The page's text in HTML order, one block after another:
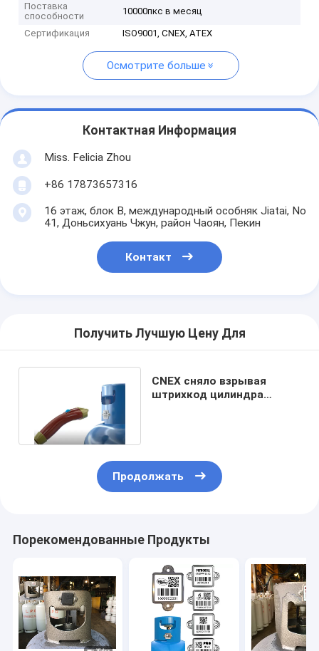
Поставка
способности
10000пкс в месяц
Сертификация ISO9001, CNEX, ATEX
Осмотрите больше
Контактная Информация
Miss. Felicia Zhou
+86 17873657316
16 этаж, блок B, международный особняк Jiatai, No
41, Доньсихуань Чжун, район Чаоян, Пекин
Контакт
Получить Лучшую Цену Для
CNEX сняло взрывая
штрихкод цилиндра
Продолжать
Порекомендованные Продукты